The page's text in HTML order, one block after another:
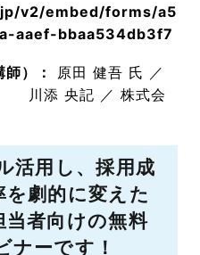
v2/embed/forms/a5
aaef-bbaa534db3f7
）：
原田 健吾 氏 ／
川添 央記 ／ 株式会
活用し、採用成
劇的に変えた
当者向けの無料
ナーです！